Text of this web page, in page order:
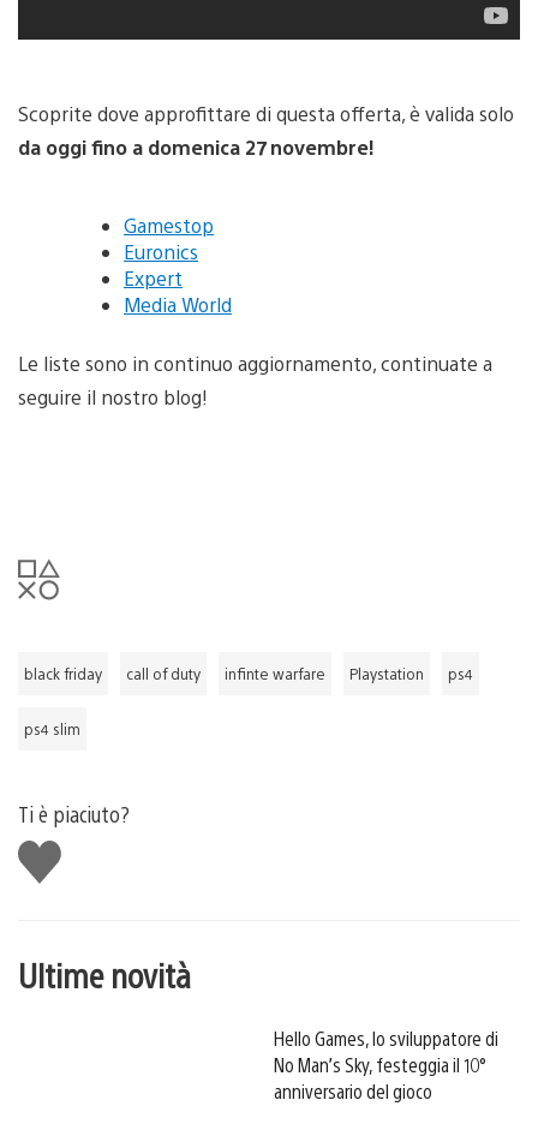
Scoprite dove approfittare di questa offerta, è valida solo
da oggi fino a domenica 27 novembre!
Gamestop
Euronics
Expert
Media World
Le liste sono in continuo aggiornamento, continuate a
seguire il nostro blog!
black friday call of duty infinte warfare Playstation ps4
ps4 slim
Ti è piaciuto?
Mi
piace
Ultime novità
Hello Games, lo sviluppatore di
No Man’s Sky, festeggia il 10°
anniversario del gioco